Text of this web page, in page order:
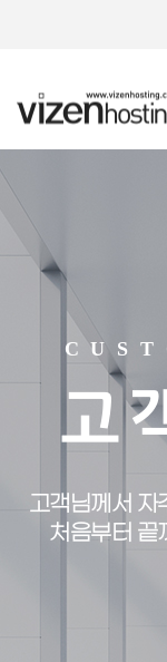
고
고객님께서 자
처음부터 끝